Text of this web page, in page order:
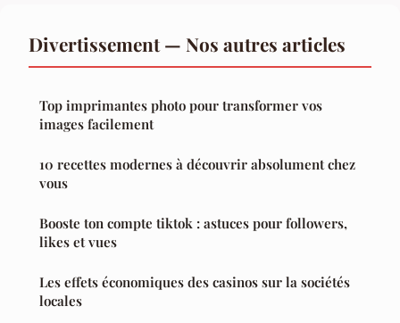
Divertissement — Nos autres articles
Top imprimantes photo pour transformer vos
images facilement
10 recettes modernes à découvrir absolument chez
vous
Booste ton compte tiktok : astuces pour followers,
likes et vues
Les effets économiques des casinos sur la sociétés
locales